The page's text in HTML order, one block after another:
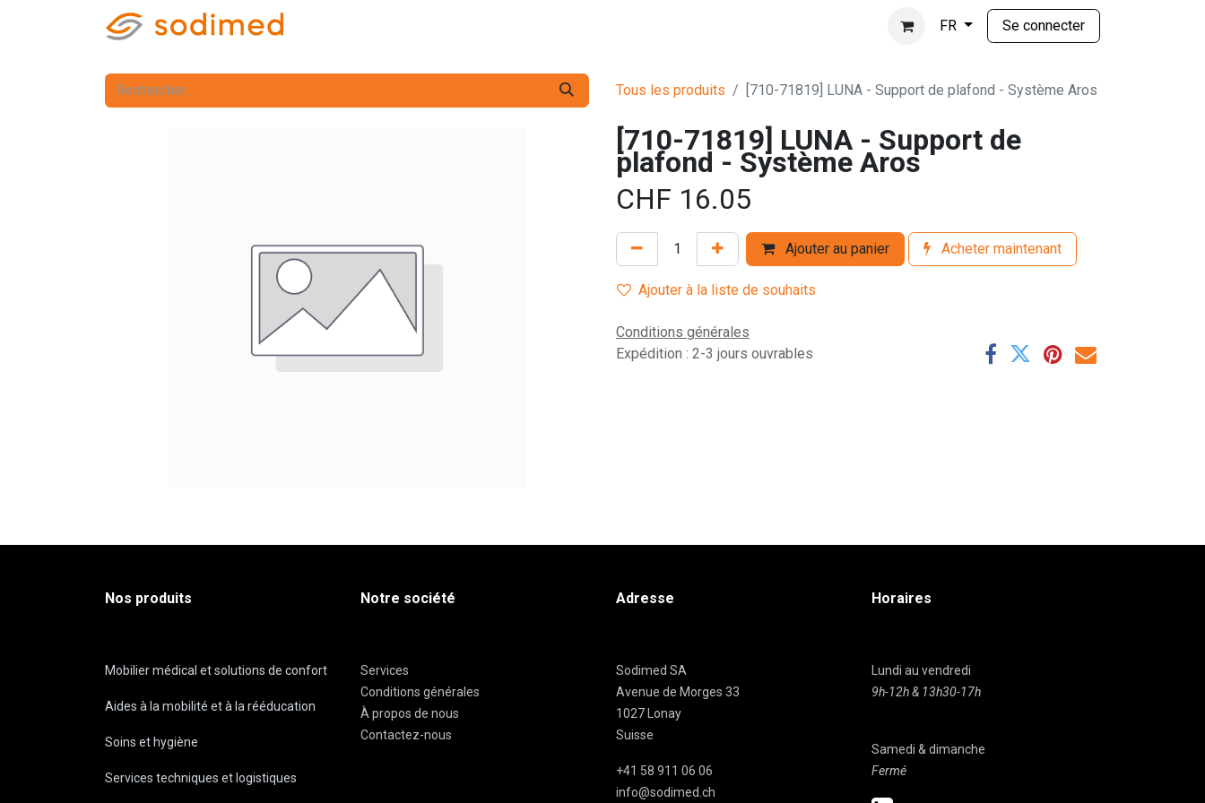
FR Se connecter
Tous les produits [710-71819] LUNA - Support de plafond - Système Aros
[710-71819] LUNA - Support de
plafond - Système Aros
CHF 16.05
Ajouter au panier Acheter maintenant
Ajouter à la liste de souhaits
Conditions générales
Expédition : 2-3 jours ouvrables
Nos produits
Mobilier médical et solutions de confort
Aides à la mobilité et à la rééducation
Soins et hygiène
Services techniques et logistiques
Notre société
Services
Conditions générales
À propos de nous
Contactez-nous
Adresse
Sodimed SA
Avenue de Morges 33
1027 Lonay
Suisse
+41 58 911 06 06
info@sodimed.ch
Horaires
Lundi au vendredi
9h-12h & 13h30-17h
Samedi & dimanche
Fermé